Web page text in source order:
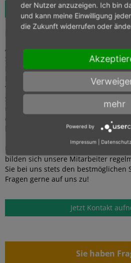
Unsere Leistungen für
Freie Bahn für die digitale
Als Ihr Steuerberater im Raum
Steuerfragen, sondern auch im Blick
Fortschritt mit der Zeit. Deshalb
Buchhaltung an und beraten Sie
Thema. Die digitale Buchhaltung
Schreibtisch, da sie es ermöglicht,
und Belege digital zu sammeln.
diesem Zweck entweder gescannt
hochgeladen werden.
bilden sich unsere Mitarbeiter
Sie bei uns stets den bestmöglichen
Fragen gerne auf uns zu!
Jetzt Kontakt
Sie haben
der Nutzer anzuzeigen. Ich bin
und kann meine Einwilligung
die Zukunft widerrufen oder
mehr
Powered by
Impressum